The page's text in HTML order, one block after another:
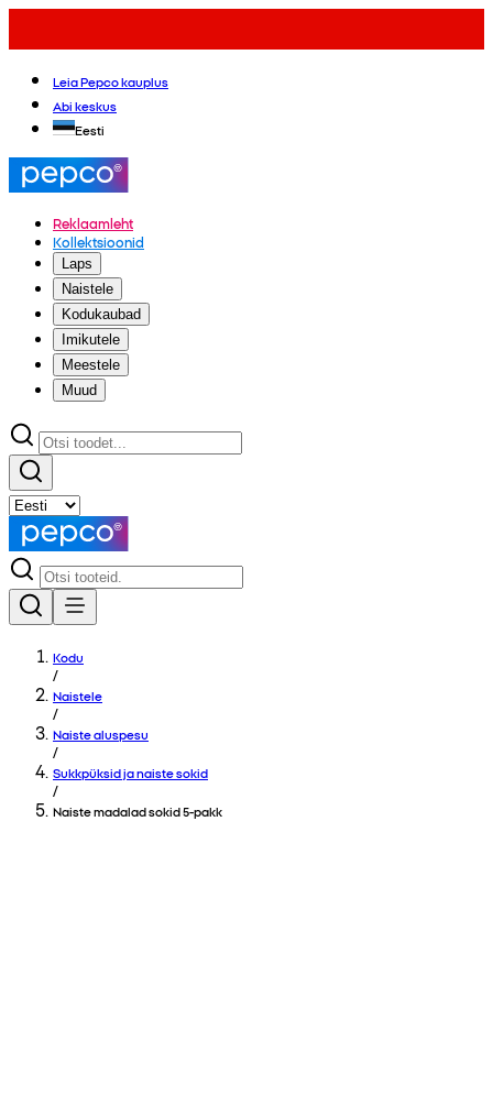
Leia Pepco kauplus
Abi keskus
Eesti
Reklaamleht
Kollektsioonid
Laps
Naistele
Kodukaubad
Imikutele
Meestele
Muud
Kodu
/
Naistele
/
Naiste aluspesu
/
Sukkpüksid ja naiste sokid
/
Naiste madalad sokid 5-pakk